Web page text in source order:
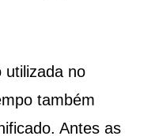
utilizada no
também
Antes as